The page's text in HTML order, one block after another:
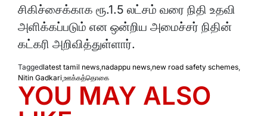
சிகிச்சைக்காக ரூ.1.5 லட்சம் வரை நிதி உதவி
அளிக்கப்படும் என ஒன்றிய அமைச்சர் நிதின்
கட்கரி அறிவித்துள்ளார்.
Taggedlatest tamil news nadappu news new road safety schemes
Nitin Gadkari ஊக்கத்தொகை
YOU MAY ALSO